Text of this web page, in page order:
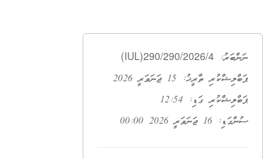
ނަންބަރު: (IUL)290/290/2026/4
ޕަބްލިޝްކުރި ތާރީޚު: 15 ޖަނަވަރީ 2026
ޕަބްލިޝްކުރި ގަޑި: 12:54
ސުންގަޑި: 16 ޖަނަވަރީ 2026 00:00